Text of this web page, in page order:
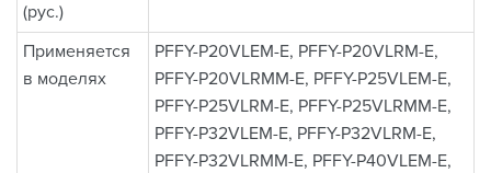
(рус.)
Применяется
в моделях
PFFY-P20VLEM-E, PFFY-P20VLRM-E,
PFFY-P20VLRMM-E, PFFY-P25VLEM-E,
PFFY-P25VLRM-E, PFFY-P25VLRMM-E,
PFFY-P32VLEM-E, PFFY-P32VLRM-E,
PFFY-P32VLRMM-E, PFFY-P40VLEM-E,